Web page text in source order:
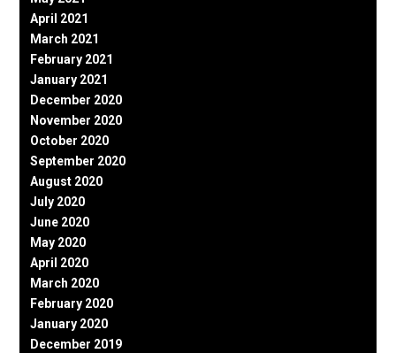
April 2021
March 2021
February 2021
January 2021
December 2020
November 2020
October 2020
September 2020
August 2020
July 2020
June 2020
May 2020
April 2020
March 2020
February 2020
January 2020
December 2019